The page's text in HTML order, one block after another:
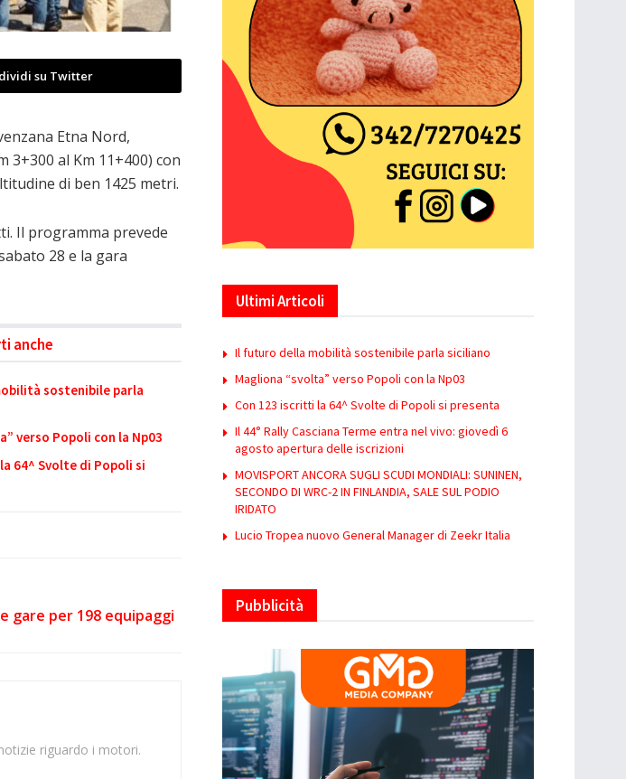
su Twitter
Etna Nord,
3+300 al Km 11+400) con
di ben 1425 metri.
Il programma prevede
28 e la gara
anche
sostenibile parla
verso Popoli con la Np03
64^ Svolte di Popoli si
gare per 198 equipaggi
riguardo i motori.
Ultimi Articoli
Il futuro della mobilità sostenibile parla siciliano
Magliona “svolta” verso Popoli con la Np03
Con 123 iscritti la 64^ Svolte di Popoli si presenta
Il 44° Rally Casciana Terme entra nel vivo: giovedì 6
agosto apertura delle iscrizioni
MOVISPORT ANCORA SUGLI SCUDI MONDIALI: SUNINEN,
SECONDO DI WRC-2 IN FINLANDIA, SALE SUL PODIO
IRIDATO
Lucio Tropea nuovo General Manager di Zeekr Italia
Pubblicità